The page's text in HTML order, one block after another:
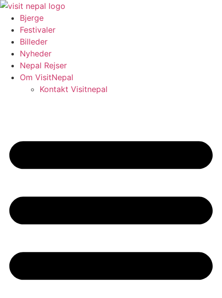
Videre
indhold
Bjerge
Festivaler
Billeder
Nyheder
Nepal Rejser
Om VisitNepal
Kontakt Visitnepal